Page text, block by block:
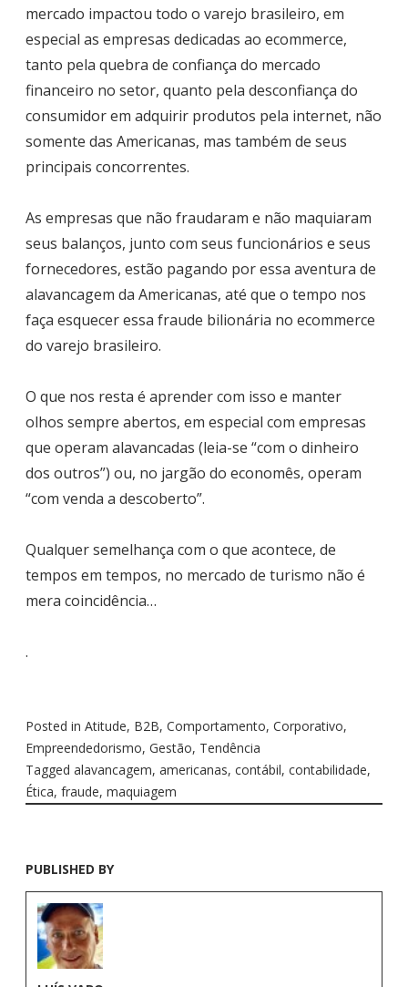
mercado impactou todo o varejo brasileiro, em
especial as empresas dedicadas ao ecommerce,
tanto pela quebra de confiança do mercado
financeiro no setor, quanto pela desconfiança do
consumidor em adquirir produtos pela internet, não
somente das Americanas, mas também de seus
principais concorrentes.
As empresas que não fraudaram e não maquiaram
seus balanços, junto com seus funcionários e seus
fornecedores, estão pagando por essa aventura de
alavancagem da Americanas, até que o tempo nos
faça esquecer essa fraude bilionária no ecommerce
do varejo brasileiro.
O que nos resta é aprender com isso e manter
olhos sempre abertos, em especial com empresas
que operam alavancadas (leia-se “com o dinheiro
dos outros”) ou, no jargão do economês, operam
“com venda a descoberto”.
Qualquer semelhança com o que acontece, de
tempos em tempos, no mercado de turismo não é
mera coincidência…
.
Posted in Atitude, B2B, Comportamento, Corporativo,
Empreendedorismo, Gestão, Tendência
Tagged alavancagem, americanas, contábil, contabilidade,
Ética, fraude, maquiagem
PUBLISHED BY